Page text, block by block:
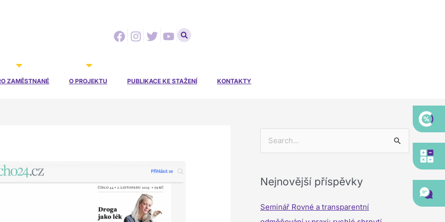
Facebook
Instagram
Twitter
Youtube
ZAMĚSTNANÉ O PROJEKTU PUBLIKACE KE STAŽENÍ KONTAKTY
lNejnovější příspěvky
Seminář Rovné a transparentní